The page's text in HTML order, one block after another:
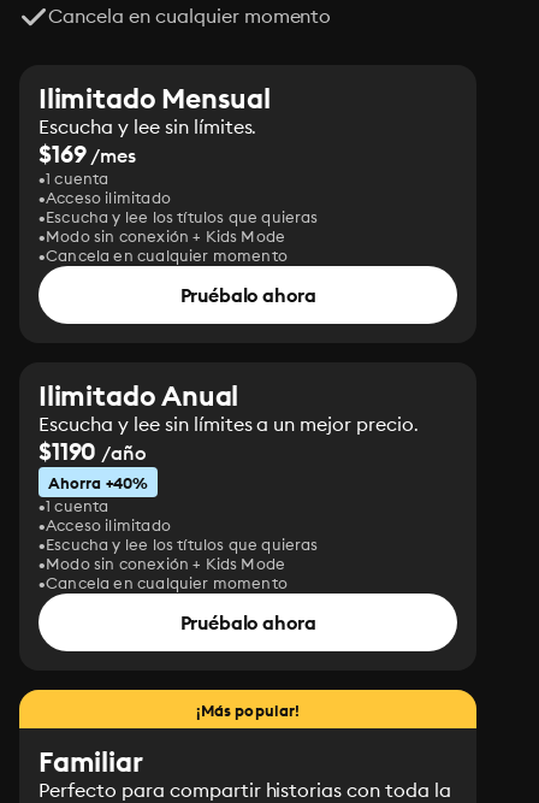
Cancela en cualquier momento
Ilimitado Mensual
Escucha y lee sin límites.
$169/mes
1 cuenta
Acceso ilimitado
Escucha y lee los títulos que quieras
Modo sin conexión + Kids Mode
Cancela en cualquier momento
Pruébalo ahora
Ilimitado Anual
Escucha y lee sin límites a un mejor precio.
$1190 /año
Ahorra +40%
1 cuenta
Acceso ilimitado
Escucha y lee los títulos que quieras
Modo sin conexión + Kids Mode
Cancela en cualquier momento
Pruébalo ahora
¡Más popular!
Familiar
Perfecto para compartir historias con toda la